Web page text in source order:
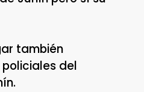
también
del